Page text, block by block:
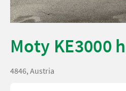
Moty KE3000
4846, Austria